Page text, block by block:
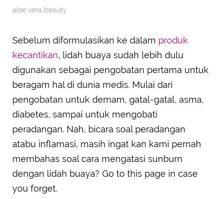
aloe vera beauty
Sebelum diformulasikan ke dalam produk
kecantikan, lidah buaya sudah lebih dulu
digunakan sebagai pengobatan pertama untuk
beragam hal di dunia medis. Mulai dari
pengobatan untuk demam, gatal-gatal, asma,
diabetes, sampai untuk mengobati
peradangan. Nah, bicara soal peradangan
atabu inflamasi, masih ingat kan kami pernah
membahas soal cara mengatasi sunburn
dengan lidah buaya? Go to this page in case
you forget.